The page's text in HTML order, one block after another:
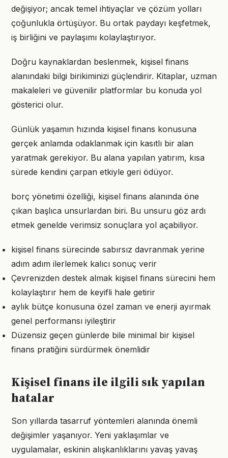
değişiyor; ancak temel ihtiyaçlar ve çözüm yolları
çoğunlukla örtüşüyor. Bu ortak paydayı keşfetmek,
iş birliğini ve paylaşımı kolaylaştırıyor.
Doğru kaynaklardan beslenmek, kişisel finans
alanındaki bilgi birikiminizi güçlendirir. Kitaplar, uzman
makaleleri ve güvenilir platformlar bu konuda yol
gösterici olur.
Günlük yaşamın hızında kişisel finans konusuna
gerçek anlamda odaklanmak için kasıtlı bir alan
yaratmak gerekiyor. Bu alana yapılan yatırım, kısa
sürede kendini çarpan etkiyle geri ödüyor.
borç yönetimi özelliği, kişisel finans alanında öne
çıkan başlıca unsurlardan biri. Bu unsuru göz ardı
etmek genelde verimsiz sonuçlara yol açabiliyor.
kişisel finans sürecinde sabırsız davranmak yerine
adım adım ilerlemek kalıcı sonuç verir
Çevrenizden destek almak kişisel finans sürecini hem
kolaylaştırır hem de keyifli hale getirir
aylık bütçe konusuna özel zaman ve enerji ayırmak
genel performansı iyileştirir
Düzensiz geçen günlerde bile minimal bir kişisel
finans pratiğini sürdürmek önemlidir
Kişisel finans ile ilgili sık yapılan
hatalar
Son yıllarda tasarruf yöntemleri alanında önemli
değişimler yaşanıyor. Yeni yaklaşımlar ve
uygulamalar, eskinin alışkanlıklarını yavaş yavaş